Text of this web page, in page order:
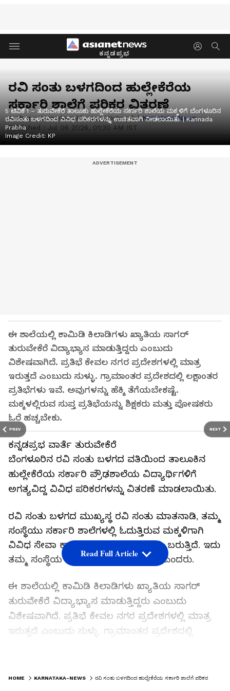
ಕನ್ನಡಪ್ರಭ
PREV NEXT
ರವಿ ಸಂತು ಬಳಗದಿಂದ ಹುಲ್ಲೇಕೆರೆಯ
ಸರ್ಕಾರಿ ಶಾಲೆಗೆ ಪರಿಕರ ವಿತರಣೆ
Author :KannadaprabhaNewsNetwork|Karnataka-News
Published : Jul 06 2026, 01:30 AM IST
5 ಟಿವಿಕೆ 1 – ತುರುವೇಕೆರೆ ತಾಲೂಕು ಹುಲ್ಲೇಕೆರೆಯ ಸರ್ಕಾರಿ ಶಾಲೆಯ ಮಕ್ಕಳಿಗೆ ಬೆಂಗಳೂರಿನ
ರವಿಸಂತು ಬಳಗದಿಂದ ವಿವಿಧ ಪರಿಕರಗಳನ್ನು ಉಚಿತವಾಗಿ ನೀಡಲಾಯಿತು. | Kannada
Prabha
Image Credit: KP
ಈ ಶಾಲೆಯಲ್ಲಿ ಕಾಮಿಡಿ ಕಿಲಾಡಿಗಳು ಖ್ಯಾತಿಯ ಸಾಗರ್
ತುರುವೇಕೆರೆ ವಿದ್ಯಾಭ್ಯಾಸ ಮಾಡುತ್ತಿದ್ದರು ಎಂಬುದು
ವಿಶೇಷವಾಗಿದೆ. ಪ್ರತಿಭೆ ಕೇವಲ ನಗರ ಪ್ರದೇಶಗಳಲ್ಲಿ ಮಾತ್ರ
ಇರುತ್ತದೆ ಎಂಬುದು ಸುಳ್ಳು. ಗ್ರಾಮಾಂತರ ಪ್ರದೇಶದಲ್ಲಿ ಲಕ್ಷಾಂತರ
ಪ್ರತಿಭೆಗಳು ಇವೆ. ಅವುಗಳನ್ನು ಹೆಕ್ಕಿ ತೆಗೆಯಬೇಕಷ್ಟೆ.
ಮಕ್ಕಳಲ್ಲಿರುವ ಸುಪ್ತ ಪ್ರತಿಭೆಯನ್ನು ಶಿಕ್ಷಕರು ಮತ್ತು ಪೋಷಕರು
ಓರೆ ಹಚ್ಚಬೇಕು.
ಕನ್ನಡಪ್ರಭ ವಾರ್ತೆ ತುರುವೇಕೆರೆ
ಬೆಂಗಳೂರಿನ ರವಿ ಸಂತು ಬಳಗದ ವತಿಯಿಂದ ತಾಲೂಕಿನ
ಹುಲ್ಲೇಕೆರೆಯ ಸರ್ಕಾರಿ ಪ್ರೌಢಶಾಲೆಯ ವಿದ್ಯಾರ್ಥಿಗಳಿಗೆ
ಅಗತ್ಯವಿದ್ದ ವಿವಿಧ ಪರಿಕರಗಳನ್ನು ವಿತರಣೆ ಮಾಡಲಾಯಿತು.
ರವಿ ಸಂತು ಬಳಗದ ಮುಖ್ಯಸ್ಥ ರವಿ ಸಂತು ಮಾತನಾಡಿ, ತಮ್ಮ
ಸಂಸ್ಥೆಯು ಸರ್ಕಾರಿ ಶಾಲೆಗಳಲ್ಲಿ ಓದುತ್ತಿರುವ ಮಕ್ಕಳಿಗಾಗಿ
ವಿವಿಧ ಸೇವಾ ಕಾರ್ಯಗಳನ್ನು ಮಾಡಿಕೊಂಡು ಬರುತ್ತಿದೆ. ಇದು
ತಮ್ಮ ಸಂಸ್ಥೆಯ 68ನೇ ಕಾರ್ಯಕ್ರಮವಾಗಿದೆ ಎಂದರು.
ಈ ಶಾಲೆಯಲ್ಲಿ ಕಾಮಿಡಿ ಕಿಲಾಡಿಗಳು ಖ್ಯಾತಿಯ ಸಾಗರ್
ತುರುವೇಕೆರೆ ವಿದ್ಯಾಭ್ಯಾಸ ಮಾಡುತ್ತಿದ್ದರು ಎಂಬುದು
ವಿಶೇಷವಾಗಿದೆ. ಪ್ರತಿಭೆ ಕೇವಲ ನಗರ ಪ್ರದೇಶಗಳಲ್ಲಿ ಮಾತ್ರ
ಇರುತ್ತದೆ ಎಂಬುದು ಸುಳ್ಳು. ಗ್ರಾಮಾಂತರ ಪ್ರದೇಶದಲ್ಲಿ
ಪೋಷಕರು ಓರೆ ಹಚ್ಚಬೇಕು. ಮಕ್ಕಳು ಯಾವ ಕ್ಷೇತ್ರದಲ್ಲಿ
Read Full Article
HOME KARNATAKA-NEWS